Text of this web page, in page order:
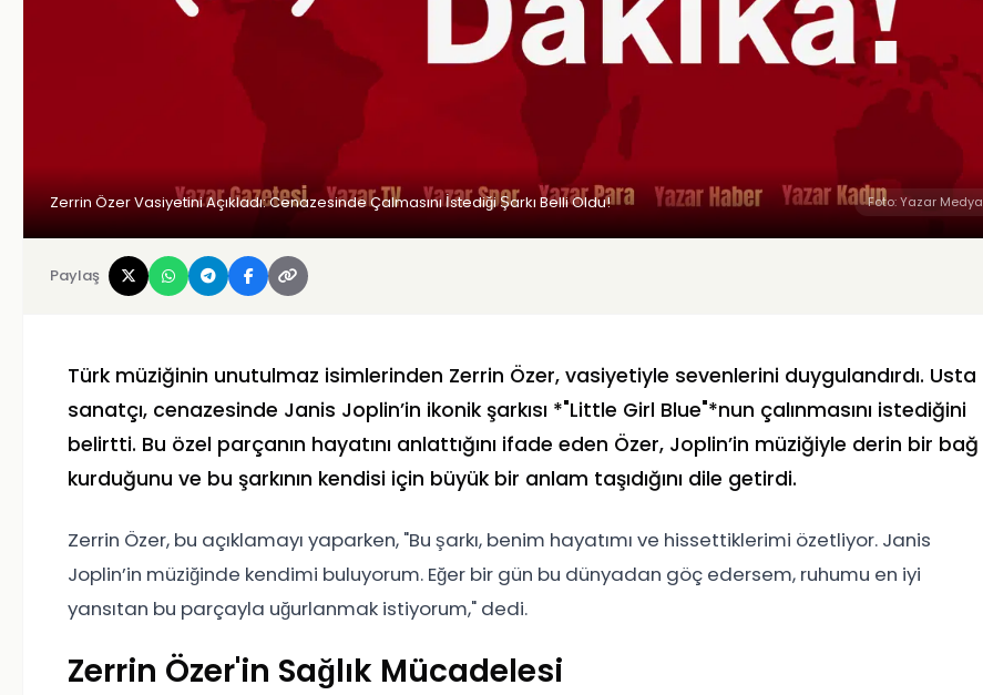
Zerrin Özer Vasiyetini Açıkladı: Cenazesinde Çalmasını İstediği Şarkı Belli Oldu! Foto: Yazar Medya
Paylaş
Türk müziğinin unutulmaz isimlerinden Zerrin Özer, vasiyetiyle sevenlerini duygulandırdı. Usta
sanatçı, cenazesinde Janis Joplin’in ikonik şarkısı *"Little Girl Blue"*nun çalınmasını istediğini
belirtti. Bu özel parçanın hayatını anlattığını ifade eden Özer, Joplin’in müziğiyle derin bir bağ
kurduğunu ve bu şarkının kendisi için büyük bir anlam taşıdığını dile getirdi.
Zerrin Özer, bu açıklamayı yaparken, "Bu şarkı, benim hayatımı ve hissettiklerimi özetliyor. Janis
Joplin’in müziğinde kendimi buluyorum. Eğer bir gün bu dünyadan göç edersem, ruhumu en iyi
yansıtan bu parçayla uğurlanmak istiyorum," dedi.
Zerrin Özer'in Sağlık Mücadelesi